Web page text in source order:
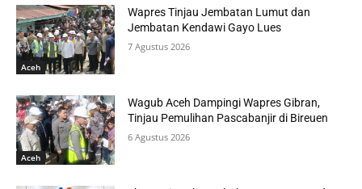
Aceh
Wapres Tinjau Jembatan Lumut dan
Jembatan Kendawi Gayo Lues
7 Agustus 2026
Aceh
Wagub Aceh Dampingi Wapres Gibran,
Tinjau Pemulihan Pascabanjir di Bireuen
6 Agustus 2026